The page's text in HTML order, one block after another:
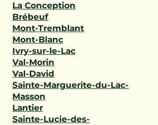
La Conception
Brébeuf
Mont-Tremblant
Mont-Blanc
Ivry-sur-le-Lac
Val-Morin
Val-David
Sainte-Marguerite-du-Lac-
Masson
Lantier
Sainte-Lucie-des-